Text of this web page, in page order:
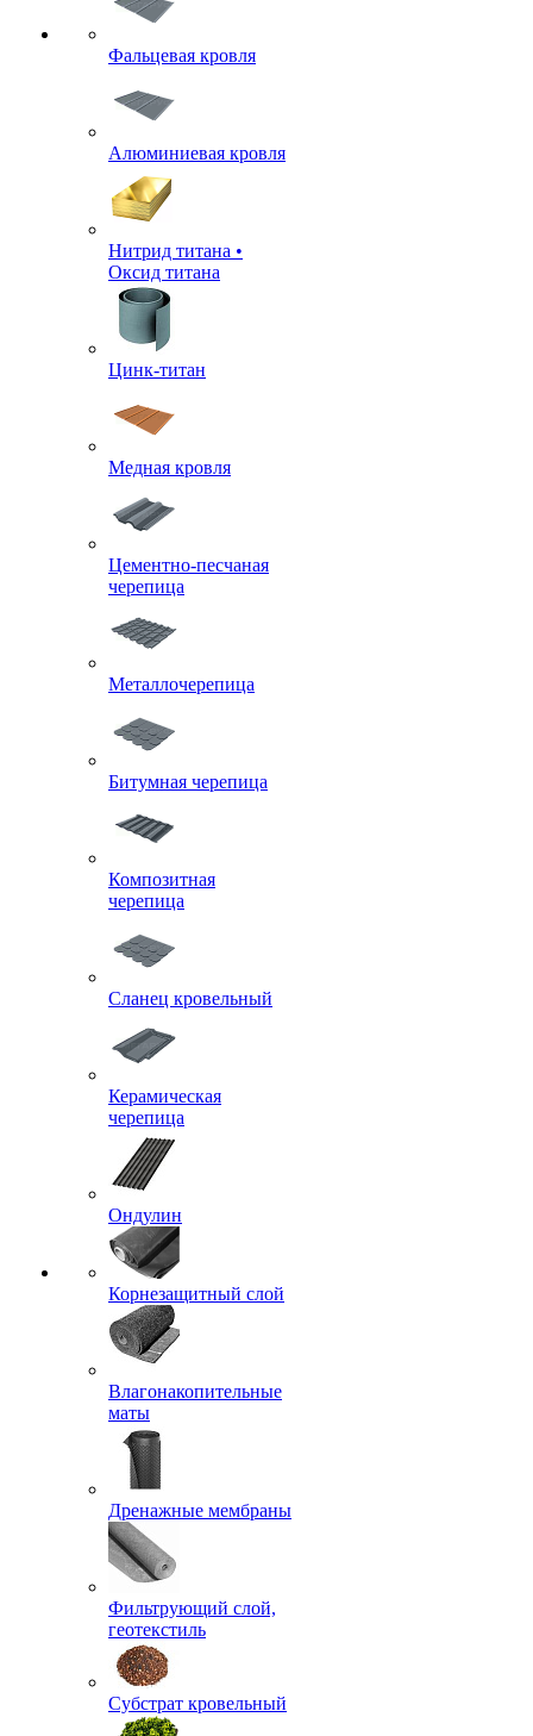
Фальцевая кровля
Алюминиевая кровля
Нитрид титана •
Оксид титана
Цинк-титан
Медная кровля
Цементно-песчаная
черепица
Металлочерепица
Битумная черепица
Композитная
черепица
Сланец кровельный
Керамическая
черепица
Ондулин
Корнезащитный слой
Влагонакопительные
маты
Дренажные мембраны
Фильтрующий слой,
геотекстиль
Субстрат кровельный